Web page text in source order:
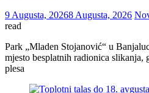
9 Augusta, 20268 Augusta, 2026
read
Park „Mladen Stojanović“ u
mjesto besplatnih radionica slikanja,
plesa